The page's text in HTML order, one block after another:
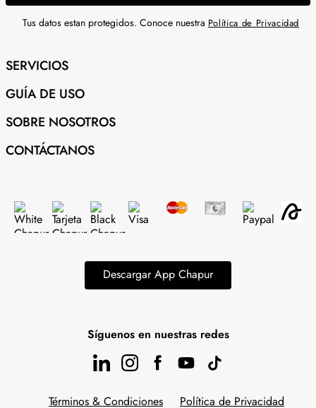
Tus datos estan protegidos. Conoce nuestra Política de Privacidad
SERVICIOS
GUÍA DE USO
SOBRE NOSOTROS
CONTÁCTANOS
Descargar App Chapur
Síguenos en nuestras redes
Términos & Condiciones Política de Privacidad